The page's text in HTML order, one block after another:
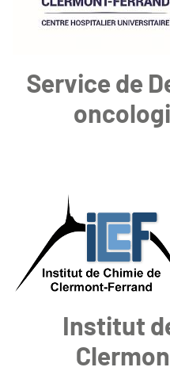
Service de
Institut